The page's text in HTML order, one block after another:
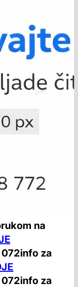
na
za
za